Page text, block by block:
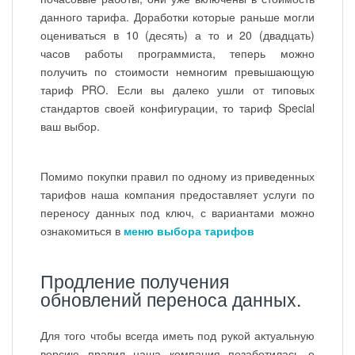
данного тарифа. Доработки которые раньше могли
оцениваться в 10 (десять) а то и 20 (двадцать)
часов работы программиста, теперь можно
получить по стоимости немногим превышающую
тариф PRO. Если вы далеко ушли от типовых
стандартов своей конфигурации, то тариф Special
ваш выбор.
Помимо покупки правил по одному из приведенных
тарифов наша компания предоставляет услуги по
переносу данных под ключ, с вариантами можно
ознакомиться в меню выбора тарифов
Продление получения
обновлений переноса данных.
Для того чтобы всегда иметь под рукой актуальную